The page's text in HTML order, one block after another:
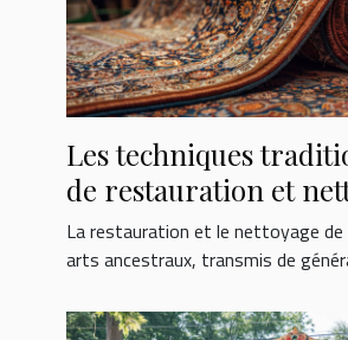
Les techniques
de restauration et
tapis
La restauration et le nettoyage
arts ancestraux, transmis de